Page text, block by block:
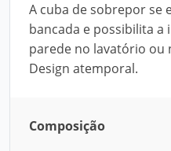
A cuba de sobrepor se
bancada e possibilita a
parede no lavatório ou
Design atemporal.
Composição